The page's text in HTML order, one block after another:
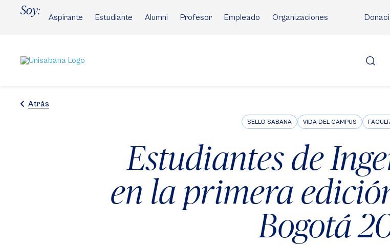
Soy:
Aspirante Estudiante Alumni Profesor Empleado Organizaciones
Atrás
SELLO SABANA VIDA DEL CAMPUS
Estudiantes de
en la primera
Bogotá